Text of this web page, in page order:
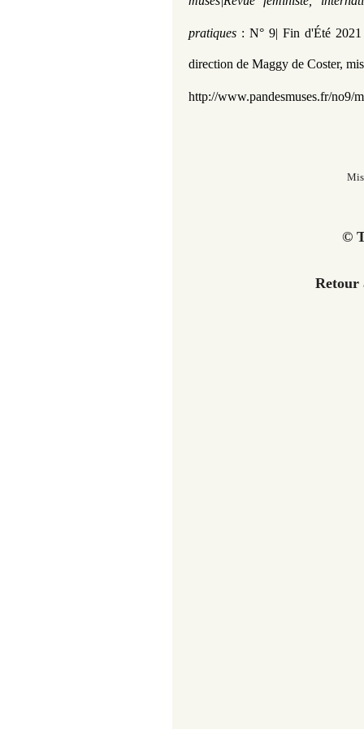
pratiques : N° 9| Fin d'Été
direction de Maggy de Coster,
http://www.pandesmuses.fr/no9/
©
Retour